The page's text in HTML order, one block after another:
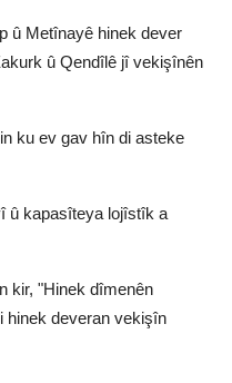
û Metînayê hinek dever
û Qendîlê jî vekişînên
ku ev gav hîn di asteke
û kapasîteya lojîstîk a
kir, "Hinek dîmenên
hinek deveran vekişîn